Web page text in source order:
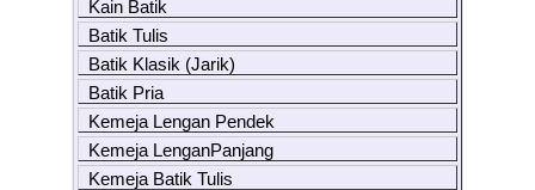
Kain Batik
Batik Tulis
Batik Klasik (Jarik)
Batik Pria
Kemeja Lengan Pendek
Kemeja LenganPanjang
Kemeja Batik Tulis